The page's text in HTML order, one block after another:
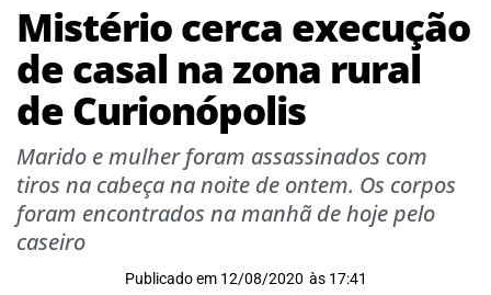
Mistério cerca execução
de casal na zona rural
de Curionópolis
Marido e mulher foram assassinados com
tiros na cabeça na noite de ontem. Os corpos
foram encontrados na manhã de hoje pelo
caseiro
Publicado em 12/08/2020 às 17:41